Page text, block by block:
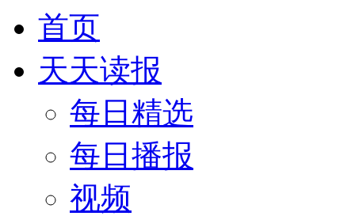
首页
天天读报
每日精选
每日播报
视频